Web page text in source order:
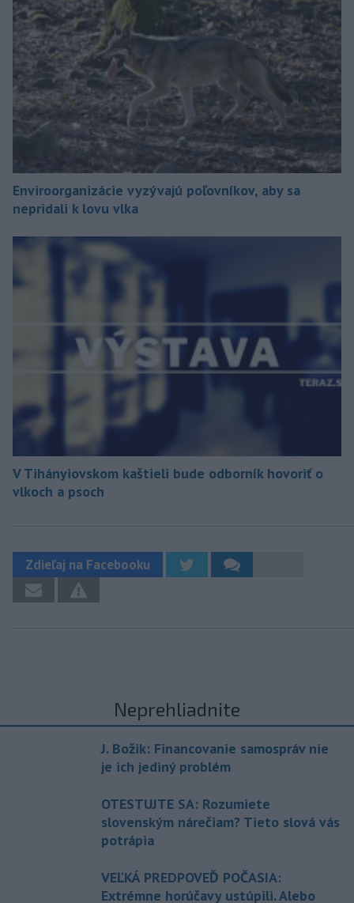
Enviroorganizácie vyzývajú poľovníkov, aby sa
nepridali k lovu vlka
V Tihányiovskom kaštieli bude odborník hovoriť o
vlkoch a psoch
Zdieľaj na Facebooku
Neprehliadnite
J. Božik: Financovanie samospráv nie
je ich jediný problém
OTESTUJTE SA: Rozumiete
slovenským nárečiam? Tieto slová vás
potrápia
VEĽKÁ PREDPOVEĎ POČASIA:
Extrémne horúčavy ustúpili. Alebo